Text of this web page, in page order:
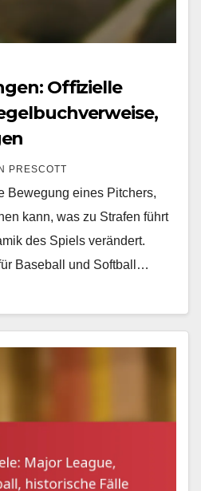
Offizielle
PRESCOTT
Bewegung eines Pitchers,
kann, was zu Strafen führt
des Spiels verändert.
Baseball und Softball…